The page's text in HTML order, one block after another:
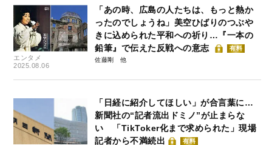
エンタメ
2025.08.06
「あの時、広島の人たちは、もっと熱か
ったのでしょうね」美空ひばりのつぶや
きに込められた平和への祈り…『一本の
鉛筆』で伝えた反戦への意志
有料
佐藤剛
「日経に紹介してほしい」が合言葉に…
新聞社の“記者流出ドミノ”が止まらな
い 「TikToker化まで求められた」現場
記者から不満続出
有料